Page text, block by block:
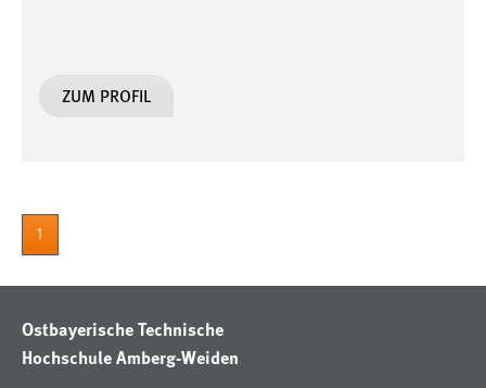
ZUM PROFIL
1
Ostbayerische Technische
Hochschule Amberg-Weiden